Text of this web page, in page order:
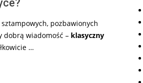
pozbawionych
dobrą wiadomość – klasyczny
…